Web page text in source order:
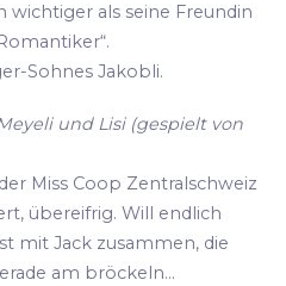
wichtiger als seine Freundin
Sohnes Jakobli.
und Lisi (gespielt von
Miss Coop Zentralschweiz
übereifrig. Will endlich
mit Jack zusammen, die
am bröckeln...